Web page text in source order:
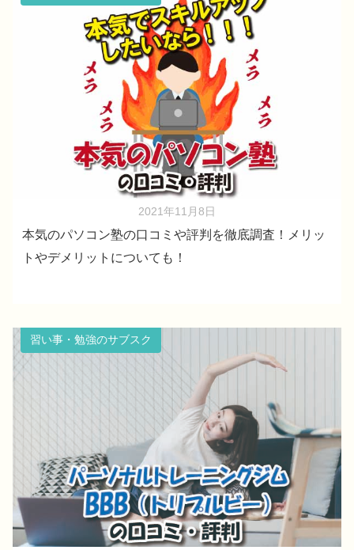
2021年11月8日
本気のパソコン塾の口コミや評判を徹底調査！メリッ
トやデメリットについても！
習い事・勉強のサブスク